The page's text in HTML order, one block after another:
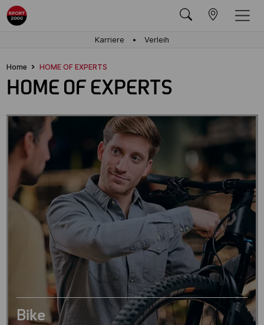
Karriere Verleih
Home HOME OF EXPERTS
HOME OF EXPERTS
Bike